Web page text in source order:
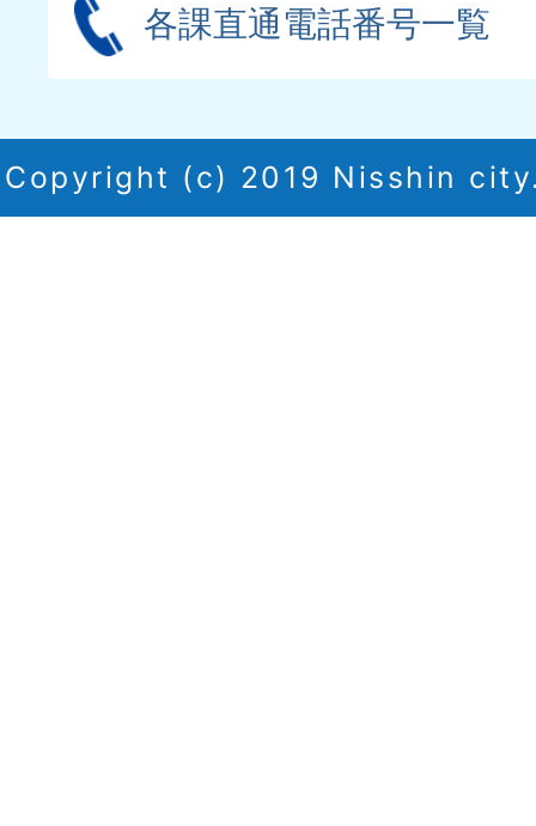
各課直通電話番号一覧
Copyright (c) 2019 Nisshin